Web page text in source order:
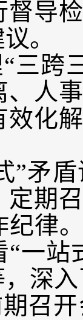
督导
。
三跨
、人
化
”矛
期
律
一站
深
召